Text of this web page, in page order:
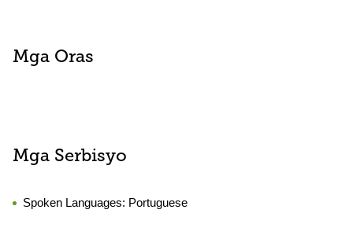
Mga Oras
Mga Serbisyo
Spoken Languages: Portuguese